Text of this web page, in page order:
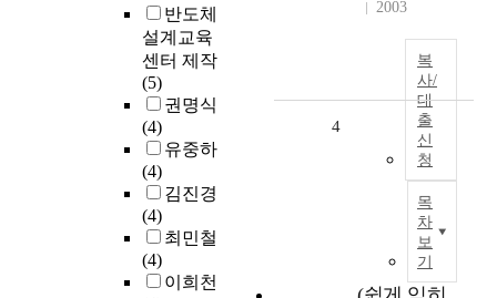
반도체
설계교육
센터 제작
(5)
권명식
(4)
유중하
(4)
김진경
(4)
최민철
(4)
이희천
2003
복
사/
대
출
신
청
목
차
보
기
4